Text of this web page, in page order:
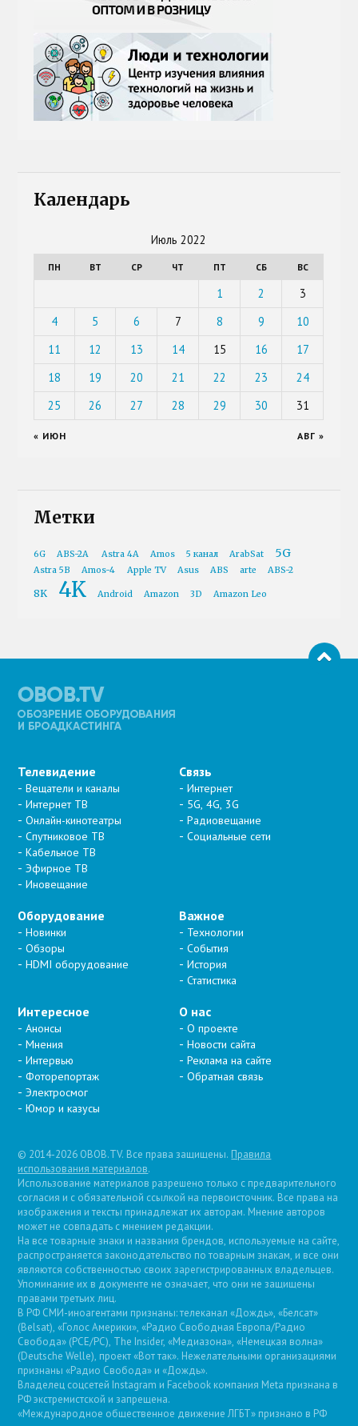
Календарь
Июль 2022
ПН ВТ СР ЧТ ПТ СБ ВС
1 2
3
4
5 6 7 8 9
10
11
12 13 14 15 16
17
18
19 20 21 22 23
24
25
26 27 28 29 30 31
« ИЮН АВГ »
Метки
6G ABS-2A Astra 4A Amos 5 канал ArabSat 5G
Astra 5B Amos-4 Apple TV Asus ABS arte ABS-2
8K 4K Android Amazon 3D Amazon Leo
Телевидение
Вещатели и каналы
Интернет ТВ
Онлайн-кинотеатры
Спутниковое ТВ
Кабельное ТВ
Эфирное ТВ
Иновещание
Связь
Интернет
5G, 4G, 3G
Радиовещание
Социальные сети
Оборудование
Новинки
Обзоры
HDMI оборудование
Важное
Технологии
События
История
Статистика
Интересное
Анонсы
Мнения
Интервью
Фоторепортаж
Электросмог
Юмор и казусы
О нас
О проекте
Новости сайта
Реклама на сайте
Обратная связь
© 2014-2026 OBOB.TV. Все права защищены. Правила
использования материалов.
Использование материалов разрешено только с предварительного
согласия и с обязательной ссылкой на первоисточник. Все права на
изображения и тексты принадлежат их авторам. Мнение авторов
может не совпадать с мнением редакции.
На все товарные знаки и названия брендов, используемые на сайте,
распространяется законодательство по товарным знакам, и все они
являются собственностью своих зарегистрированных владельцев.
Упоминание их в документе не означает, что они не защищены
правами третьих лиц.
В РФ СМИ-иноагентами признаны: телеканал «Дождь», «Белсат»
(Belsat), «Голос Америки», «Радио Свободная Европа/Радио
Свобода» (PCE/PC), The Insider, «Медиазона», «Немецкая волна»
(Deutsche Welle), проект «Вот так». Нежелательными организациями
признаны «Радио Свобода» и «Дождь».
Владелец соцсетей Instagram и Facebook компания Metа признана в
РФ экстремистской и запрещена.
«Международное общественное движение ЛГБТ» признано в РФ